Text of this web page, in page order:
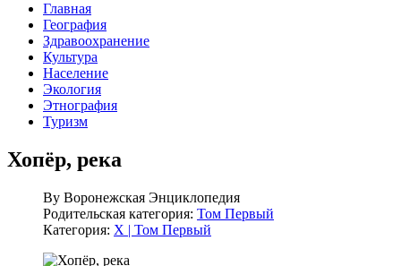
Главная
География
Здравоохранение
Культура
Население
Экология
Этнография
Туризм
Хопёр, река
By Воронежская Энциклопедия
Родительская категория: Том Первый
Категория: Х | Том Первый